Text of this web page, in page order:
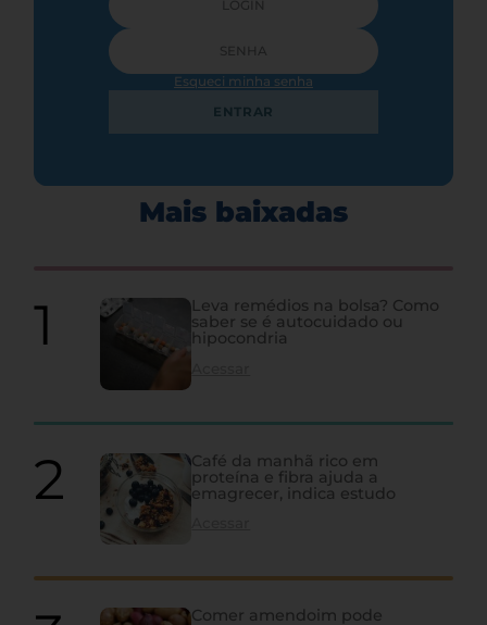
Esqueci minha senha
ENTRAR
Mais baixadas
Leva remédios na bolsa? Como
saber se é autocuidado ou
hipocondria
Café da manhã rico em
proteína e fibra ajuda a
emagrecer, indica estudo
Comer amendoim pode